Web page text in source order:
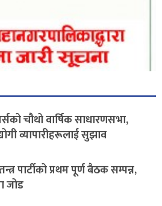
चौथो वार्षिक साधारणसभा,
व्यापारीहरूलाई सुझाव
पार्टीको प्रथम पूर्ण बैठक सम्पन्न,
जोड